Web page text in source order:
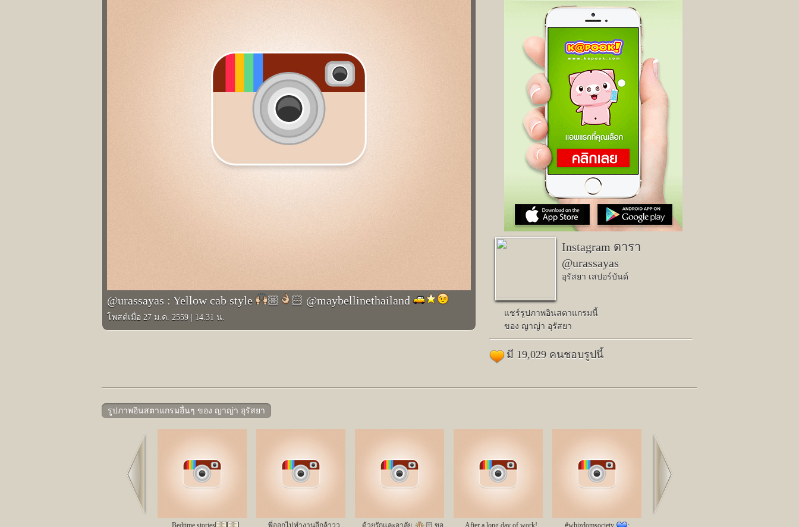
@urassayas : Yellow cab style 🏼 🏻 @maybellinethailand
โพสต์เมื่อ 27 ม.ค. 2559 14:31 น.
Instagram ดารา
@urassayas
อุรัสยา เสปอร์บันด์
แชร์รูปภาพอินสตาแกรมนี้
ของ ญาญ่า อุรัสยา
มี 19,029 คนชอบรูปนี้
รูปภาพอินสตาแกรมอื่นๆ ของ ญาญ่า อุรัสยา
Bedtime stories พี่ออกไปทำงานอีกล้าวว ด้วยรักและอาลัย 🏻 ขอ After a long day of work! #whizdomsociety ;